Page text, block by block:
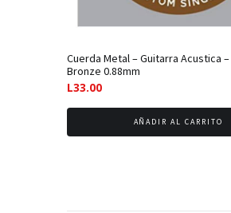
Cuerda Metal – Guitarra Acustica
Bronze 0.88mm
L33.00
AÑADIR AL CARRITO